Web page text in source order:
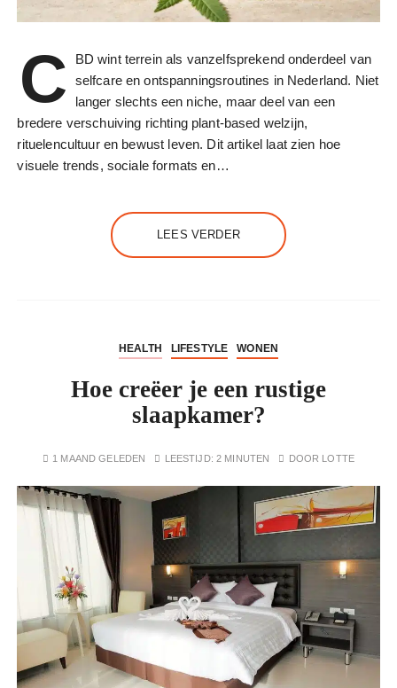
C
BD wint terrein als vanzelfsprekend onderdeel van
selfcare en ontspanningsroutines in Nederland. Niet
langer slechts een niche, maar deel van een
bredere verschuiving richting plant-based welzijn,
rituelencultuur en bewust leven. Dit artikel laat zien hoe
visuele trends, sociale formats en…
LEES VERDER
HEALTH LIFESTYLE WONEN
Hoe creëer je een rustige
slaapkamer?
1 MAAND GELEDEN LEESTIJD:2 MINUTEN DOOR LOTTE